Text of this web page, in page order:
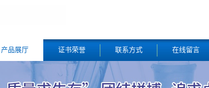
产品展厅 证书荣誉 联系方式 在线留言